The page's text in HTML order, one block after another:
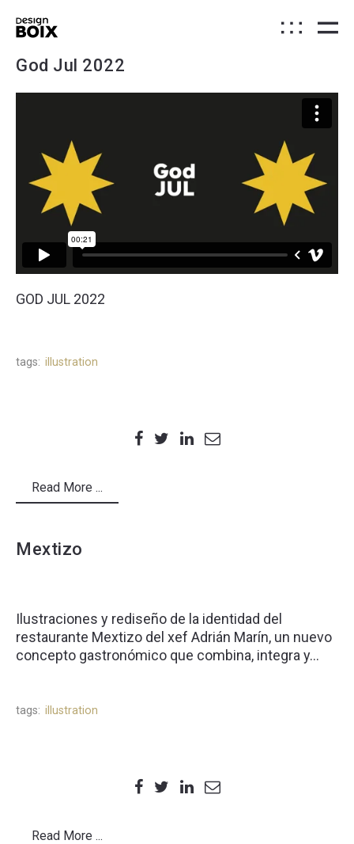
God Jul 2022
GOD JUL 2022
tags: illustration
Read More ...
Mextizo
Ilustraciones y rediseño de la identidad del
restaurante Mextizo del xef Adrián Marín, un nuevo
concepto gastronómico que combina, integra y...
tags: illustration
Read More ...